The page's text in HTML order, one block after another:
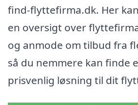
find-flyttefirma.dk. Her
en oversigt over
og anmode om tilbud fra
så du nemmere kan finde
prisvenlig løsning til dit